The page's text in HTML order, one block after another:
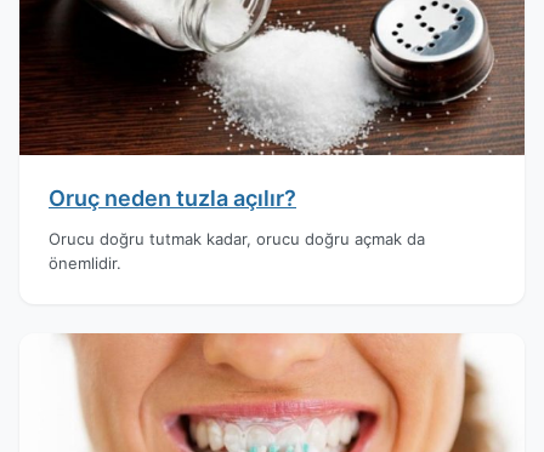
Oruç neden tuzla açılır?
Orucu doğru tutmak kadar, orucu doğru açmak da
önemlidir.